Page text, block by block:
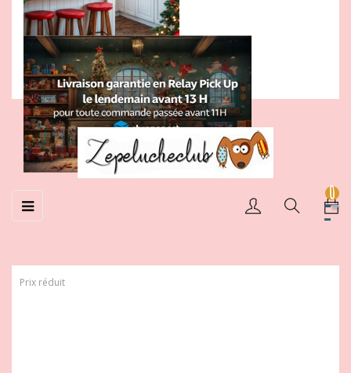
Basculer
la
☰
0
Prix réduit